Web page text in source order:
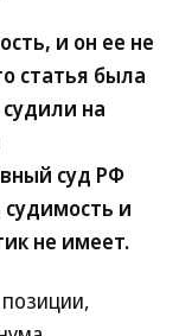
и он ее не
статья была
на
суд РФ
и
не имеет.